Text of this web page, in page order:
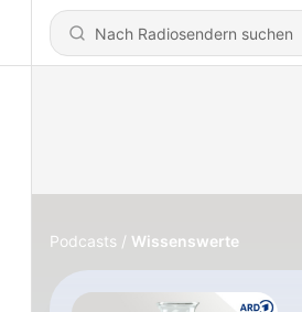
Podcasts Wissenswerte